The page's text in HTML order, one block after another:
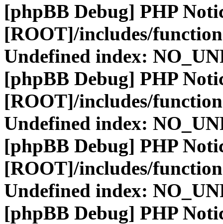
[phpBB Debug] PHP
[ROOT]/includes/
Undefined index:
[phpBB Debug] PHP
[ROOT]/includes/
Undefined index:
[phpBB Debug] PHP
[ROOT]/includes/
Undefined index:
[phpBB Debug] PHP